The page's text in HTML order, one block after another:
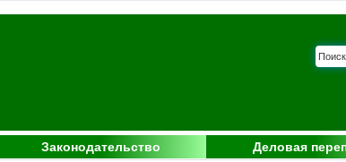
Законодательство Деловая